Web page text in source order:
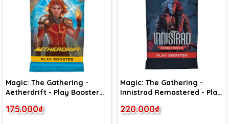
Magic: The Gathering -
Aetherdrift - Play Booster
175.000₫
Magic: The Gathering -
Innistrad Remastered - Play
220.000₫